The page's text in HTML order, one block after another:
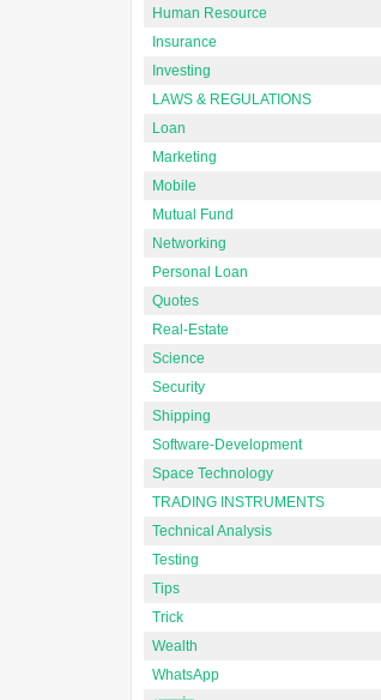
Human Resource
Insurance
Investing
LAWS & REGULATIONS
Loan
Marketing
Mobile
Mutual Fund
Networking
Personal Loan
Quotes
Real-Estate
Science
Security
Shipping
Software-Development
Space Technology
TRADING INSTRUMENTS
Technical Analysis
Testing
Tips
Trick
Wealth
WhatsApp